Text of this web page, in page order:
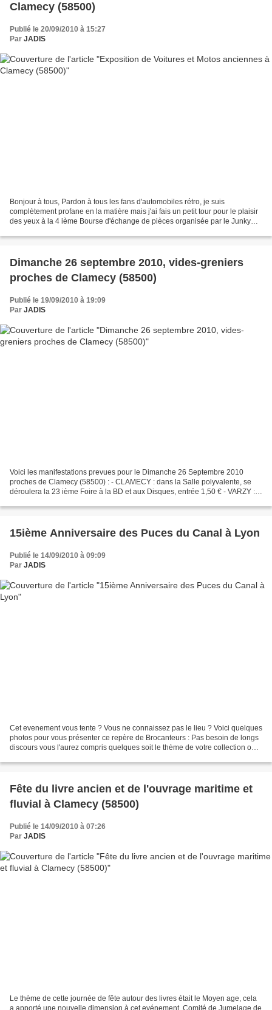
Clamecy (58500)
Publié le 20/09/2010 à 15:27
Par JADIS
Bonjour à tous, Pardon à tous les fans d'automobiles rétro, je suis
complètement profane en la matière mais j'ai fais un petit tour pour le plaisir
des yeux à la 4 ième Bourse d'échange de pièces organisée par le Junky
Dimanche 26 septembre 2010, vides-greniers
proches de Clamecy (58500)
Publié le 19/09/2010 à 19:09
Par JADIS
Voici les manifestations prevues pour le Dimanche 26 Septembre 2010
proches de Clamecy (58500) : - CLAMECY : dans la Salle polyvalente, se
déroulera la 23 ième Foire à la BD et aux Disques, entrée 1,50 € - VARZY :
15ième Anniversaire des Puces du Canal à Lyon
Publié le 14/09/2010 à 09:09
Par JADIS
Cet evenement vous tente ? Vous ne connaissez pas le lieu ? Voici quelques
photos pour vous présenter ce repère de Brocanteurs : Pas besoin de longs
discours vous l'aurez compris quelques soit le thème de votre collection ou
Fête du livre ancien et de l'ouvrage maritime et
fluvial à Clamecy (58500)
Publié le 14/09/2010 à 07:26
Par JADIS
Le thème de cette journée de fête autour des livres était le Moyen age, cela